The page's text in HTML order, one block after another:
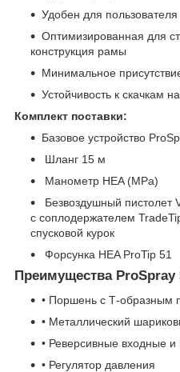
Удобен для пользователя
Оптимизированная для
конструкция рамы
Минимальное
Устойчивость к скачкам
Комплект поставки:
Базовое устройство
Шланг 15 м
Манометр HEA (MPa)
Безвоздушный пистолет
с соплодержателем
спусковой курок
Форсунка HEA ProTip 51
Преимущества ProSpray
• Поршень с Т-образным
• Металлический
• Реверсивные входные
• Регулятор давления